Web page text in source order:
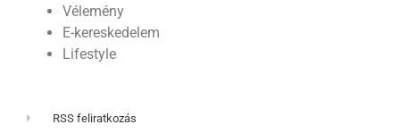
Vélemény
E-kereskedelem
Lifestyle
RSS feliratkozás